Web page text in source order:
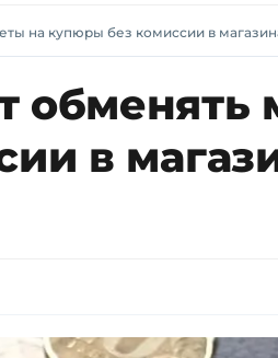
на купюры без комиссии в
обменять
в